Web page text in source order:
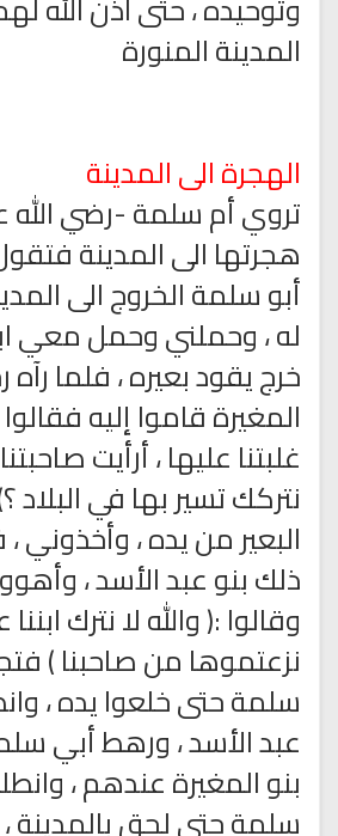
المدينة المنورة
الهجرة الى المدينة
تروي أم سلمة -رضي
هجرتها الى المدينة
أبو سلمة الخروج الى
له ، وحملني وحمل معي
خرج يقود بعيره ، فلما رآه
المغيرة قاموا إليه
غلبتنا عليها ، أرأيت
نتركك تسير بها في البلاد
البعير من يده ،
ذلك بنو عبد الأسد ،
وقالوا :( والله لا نترك
نزعتموها من صاحبنا )
سلمة حتى خلعوا يده ،
عبد الأسد ، ورهط أبي
بنو المغيرة عندهم ،
سلمة حتى لحق بالمدينة